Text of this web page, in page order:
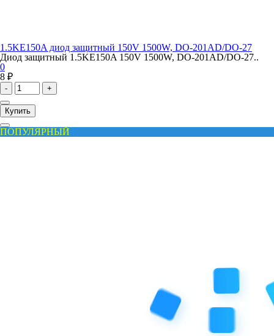
1.5KE150A диод защитный 150V 1500W, DO-201AD/DO-27
Диод защитный 1.5KE150A 150V 1500W, DO-201AD/DO-27..
0
8 ₽
- +
Купить
ПОПУЛЯРНЫЙ